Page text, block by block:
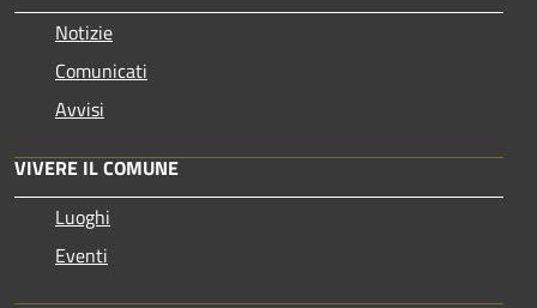
Notizie
Comunicati
Avvisi
VIVERE IL COMUNE
Luoghi
Eventi